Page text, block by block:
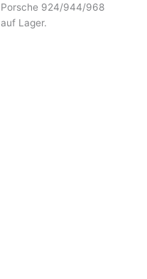
Porsche 924/944/968
auf Lager.